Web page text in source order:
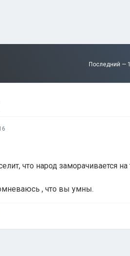
Последний —
что народ заморачивается
, что вы умны.